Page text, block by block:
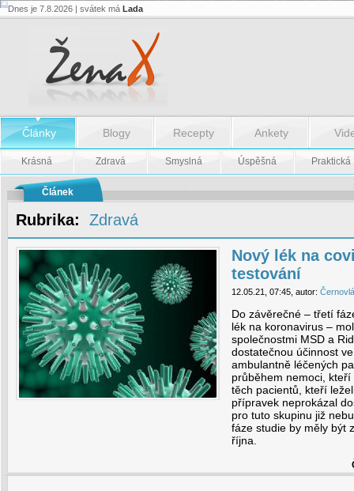
Nový
fázi
testování
-
Nový
lék
covid-
třetí
testování
Dnes je 7.8.2026 | svátek má Lada
Články Blogy Recepty Ankety
Krásná Zdravá Smyslná Úspěšná Praktická
Článek
Rubrika: Zdravá
Nový lék na
testování
12.05.21, 07:45, autor:
Do závěrečné – třetí
lék na koronavirus –
společnostmi MSD a
dostatečnou účinnost
ambulantně léčených
průběhem nemoci,
těch pacientů, kteří
přípravek neprokázal
pro tuto skupinu již
fáze studie by měly být
října.